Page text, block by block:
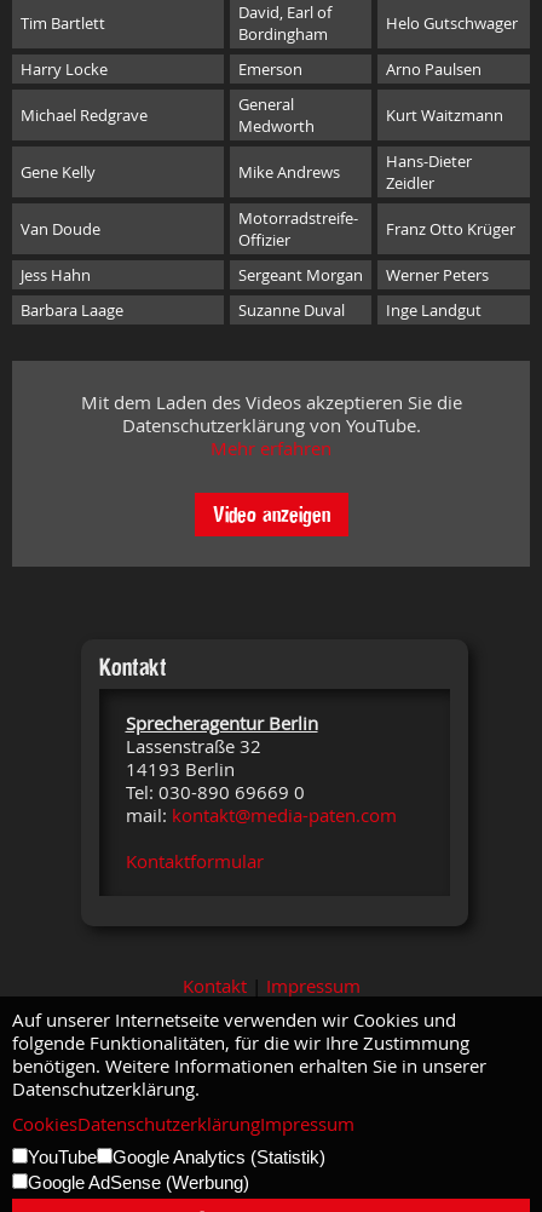
Tim Bartlett
David, Earl of
Bordingham
Helo Gutschwager
Harry Locke Emerson Arno Paulsen
Michael Redgrave
General
Medworth
Kurt Waitzmann
Gene Kelly Mike Andrews
Hans-Dieter
Zeidler
Van Doude
Motorradstreife-
Offizier
Franz Otto Krüger
Jess Hahn Sergeant Morgan
Werner Peters
Barbara Laage
Suzanne Duval Inge Landgut
Mit dem Laden des Videos akzeptieren Sie die
Datenschutzerklärung von YouTube.
Mehr erfahren
Video anzeigen
Kontakt
Sprecheragentur Berlin
Lassenstraße 32
14193 Berlin
Tel: 030-890 69669 0
mail: kontakt@media-paten.com
Kontaktformular
Kontakt| Impressum
Auf unserer Internetseite verwenden wir Cookies und
folgende Funktionalitäten, für die wir Ihre Zustimmung
benötigen. Weitere Informationen erhalten Sie in unserer
Datenschutzerklärung.
CookiesDatenschutzerklärungImpressum
YouTube
Google Analytics (Statistik)
Google AdSense (Werbung)